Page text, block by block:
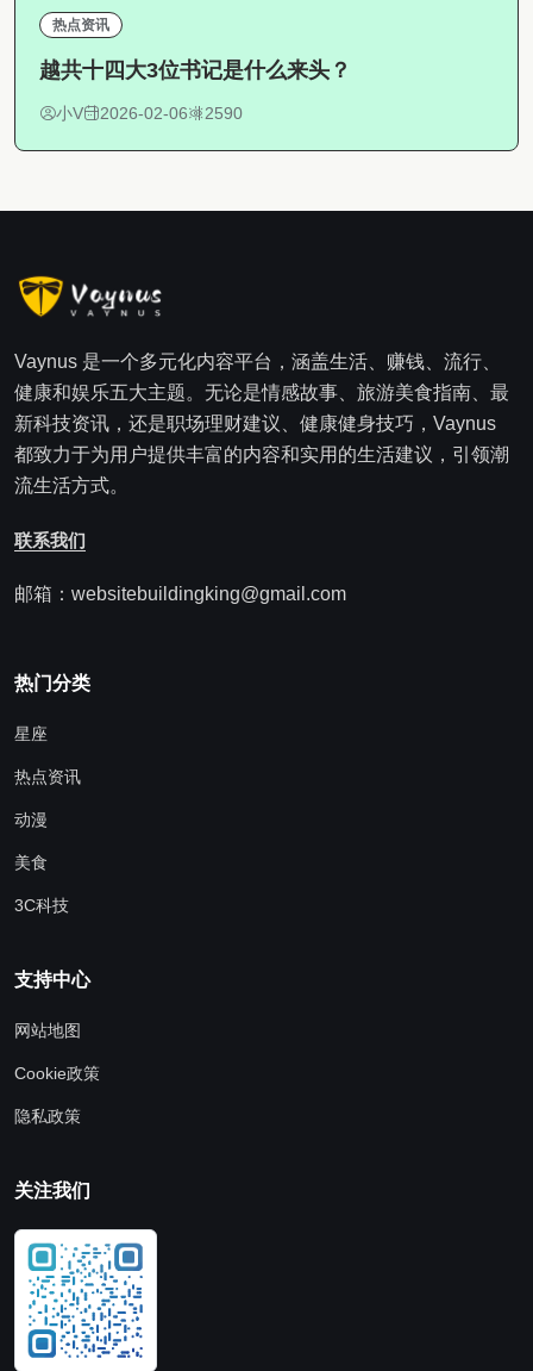
热点资讯
越共十四大3位书记是什么来头？
小V 2026-02-06 2590
Vaynus 是一个多元化内容平台，涵盖生活、赚钱、流行、
健康和娱乐五大主题。无论是情感故事、旅游美食指南、最
新科技资讯，还是职场理财建议、健康健身技巧，Vaynus
都致力于为用户提供丰富的内容和实用的生活建议，引领潮
流生活方式。
联系我们
邮箱：websitebuildingking@gmail.com
热门分类
星座
热点资讯
动漫
美食
3C科技
支持中心
网站地图
Cookie政策
隐私政策
关注我们